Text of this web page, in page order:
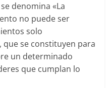
denomina «La
no puede ser
solo
se constituyen para
un determinado
que cumplan lo